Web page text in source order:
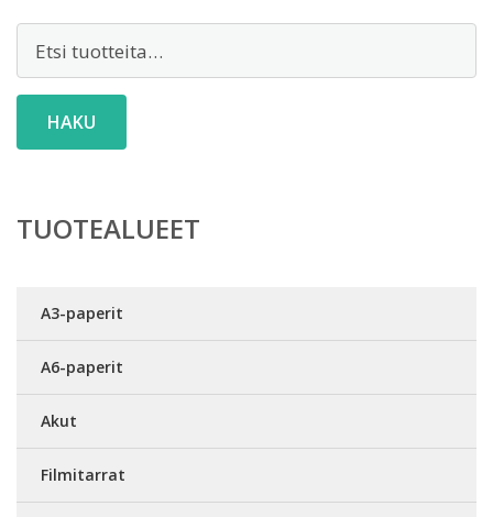
HAKU
TUOTEALUEET
A3-paperit
A6-paperit
Akut
Filmitarrat